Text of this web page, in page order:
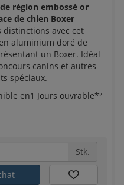
région embossé or
de chien Boxer
distinctions avec cet
aluminium doré de
un Boxer. Idéal
canins et autres
spéciaux.
en1 Jours ouvrable*²
Stk.